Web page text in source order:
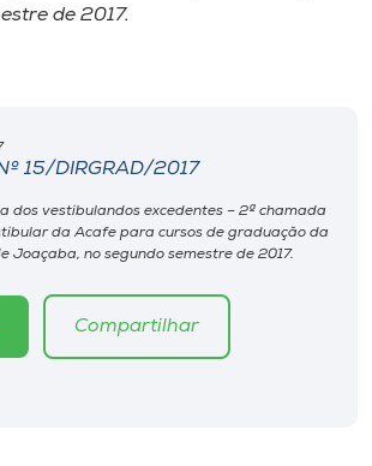
de 2017.
15/DIRGRAD/2017
dos vestibulandos excedentes – 2ª chamada
da Acafe para cursos de graduação da
Joaçaba, no segundo semestre de 2017.
Compartilhar